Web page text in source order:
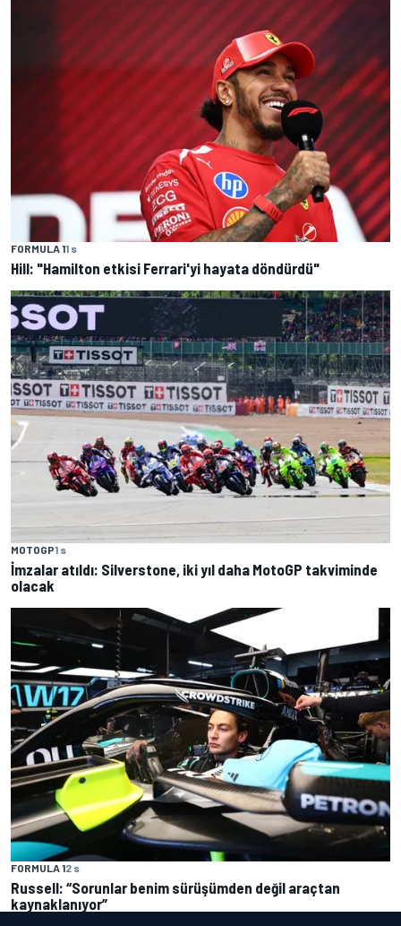
FORMULA 11 s
Hill: "Hamilton etkisi Ferrari'yi hayata döndürdü"
MOTOGP1 s
İmzalar atıldı: Silverstone, iki yıl daha MotoGP takviminde
olacak
FORMULA 12 s
Russell: “Sorunlar benim sürüşümden değil araçtan
kaynaklanıyor”